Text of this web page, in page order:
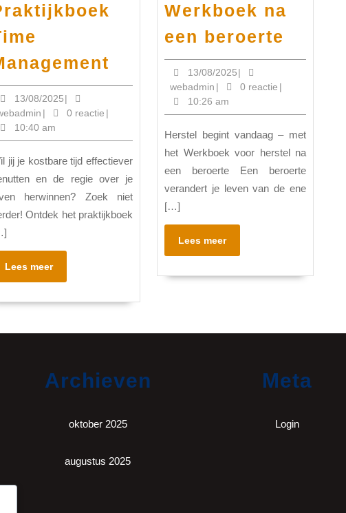
Praktijkboek
Management
13/08/202513/08/2025
|
webadmin
| 0 reactie |
10:40 am
en de regie over je
herwinnen? Zoek niet
Ontdek het praktijkboek
Lees meerLees
meer
Werkboek na
een beroerte
13/08/202513/08/2025
|
webadmin webadmin
| 0 reactie |
10:26 am
Herstel begint vandaag – met
het Werkboek voor herstel na
een beroerte Een beroerte
verandert je leven van de ene
[…]
Lees meerLees
meer
Archieven
oktober 2025
augustus 2025
Meta
Login